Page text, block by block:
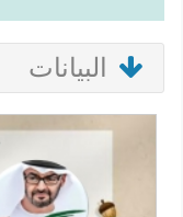
البيانات